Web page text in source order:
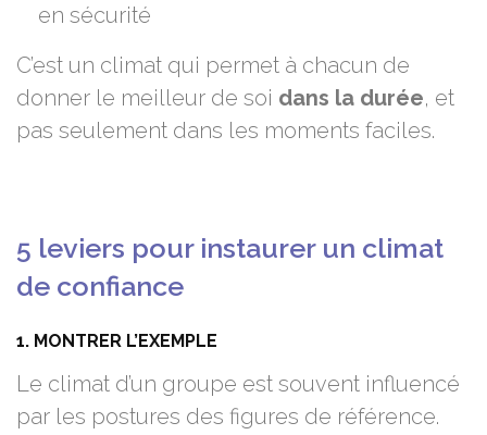
en sécurité
C’est un climat qui permet à chacun de
donner le meilleur de soi dans la durée, et
pas seulement dans les moments faciles.
5 leviers pour instaurer un climat
de confiance
1. MONTRER L’EXEMPLE
Le climat d’un groupe est souvent influencé
par les postures des figures de référence.